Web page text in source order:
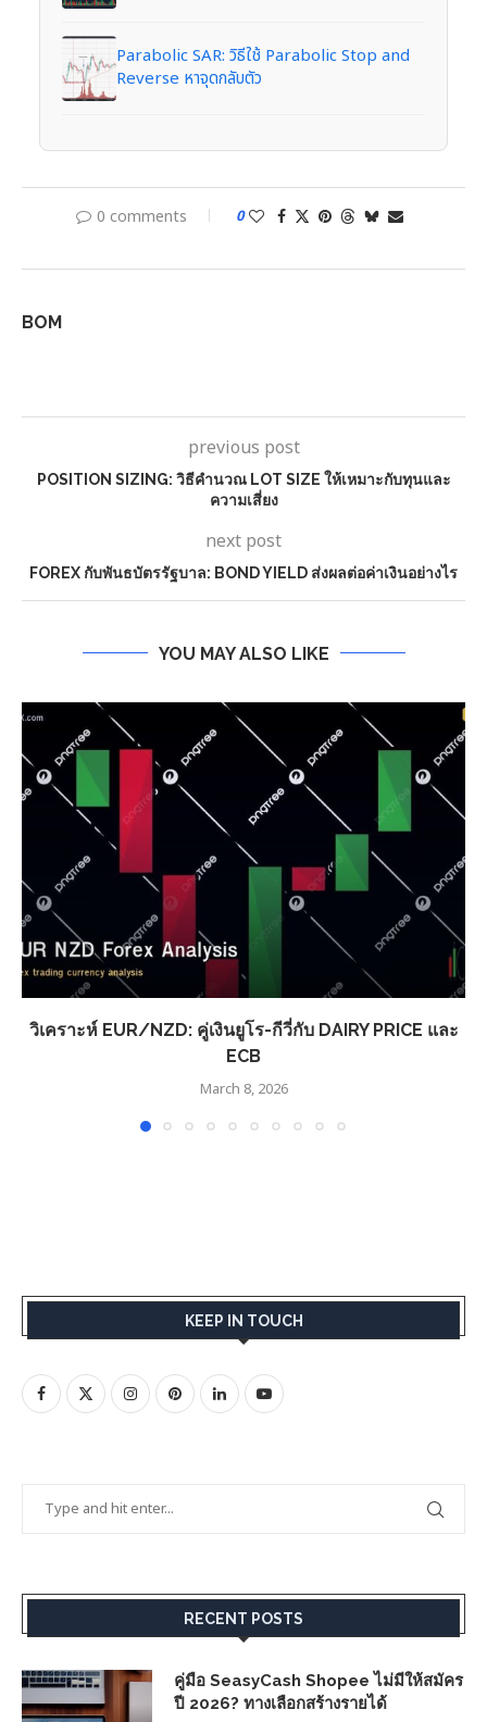
Parabolic SAR: วิธีใช้ Parabolic Stop and
Reverse หาจุดกลับตัว
0 comments 0
BOM
previous post
POSITION SIZING: วิธีคำนวณ LOT SIZE ให้เหมาะกับทุนและ
ความเสี่ยง
next post
FOREX กับพันธบัตรรัฐบาล: BOND YIELD ส่งผลต่อค่าเงินอย่างไร
YOU MAY ALSO LIKE
วิเคราะห์ EUR/NZD: คู่เงินยูโร-กีวี่กับ DAIRY PRICE และ
ECB
March 8, 2026
KEEP IN TOUCH
RECENT POSTS
คู่มือ SeasyCash Shopee ไม่มีให้สมัคร
ปี 2026? ทางเลือกสร้างรายได้